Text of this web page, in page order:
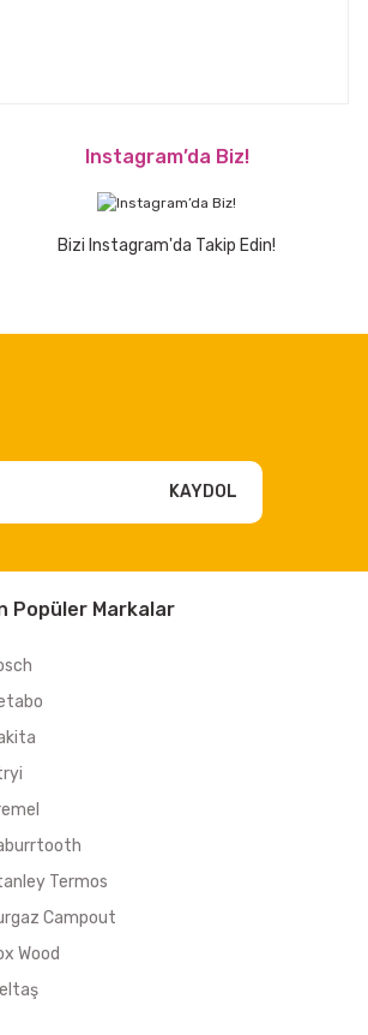
Instagram’da Biz!
Bizi Instagram'da Takip Edin!
KAYDOL
Popüler Markalar
Termos
Campout
Wood